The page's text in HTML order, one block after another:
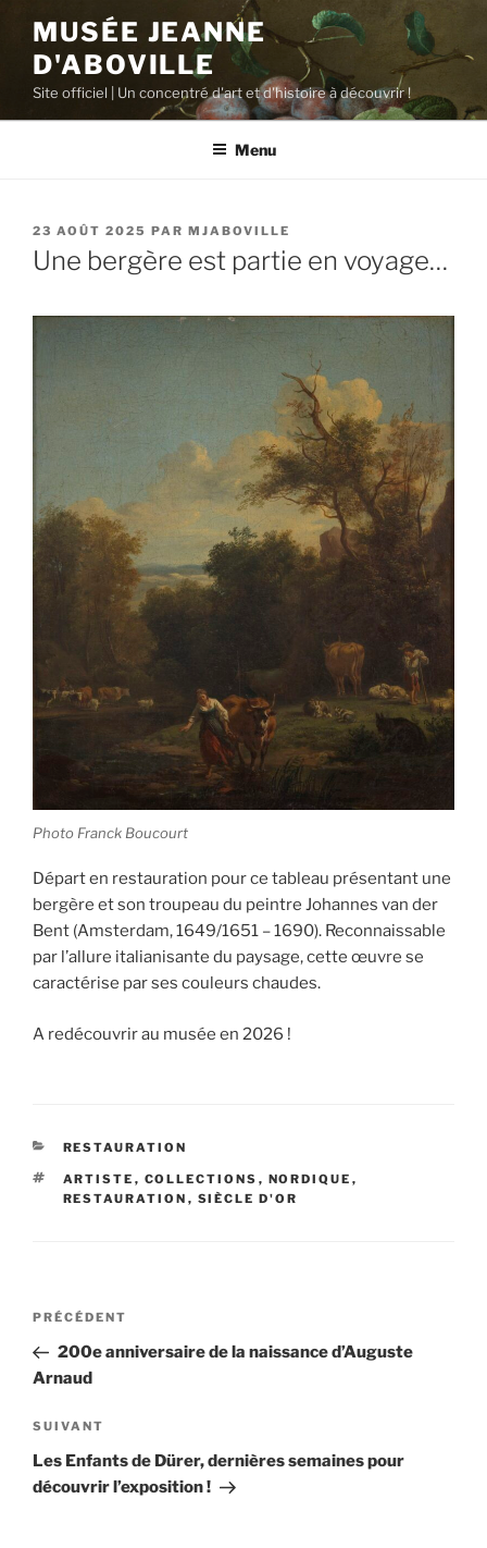
contenu
principal
MUSÉE JEANNE
D'ABOVILLE
Site officiel | Un concentré d'art et d'histoire à découvrir !
Menu
PUBLIÉ
LE
23 AOÛT 2025 PAR MJABOVILLE
Une bergère est partie en voyage…
Photo Franck Boucourt
Départ en restauration pour ce tableau présentant une
bergère et son troupeau du peintre Johannes van der
Bent (Amsterdam, 1649/1651 – 1690). Reconnaissable
par l’allure italianisante du paysage, cette œuvre se
caractérise par ses couleurs chaudes.
A redécouvrir au musée en 2026 !
CATÉGORIES
RESTAURATION
ÉTIQUETTES
ARTISTE , COLLECTIONS , NORDIQUE ,
RESTAURATION , SIÈCLE D'OR
Navigation
l’article
Article
précédent
PRÉCÉDENT
200e anniversaire de la naissance d’Auguste
Arnaud
Article
suivant
SUIVANT
Les Enfants de Dürer, dernières semaines pour
découvrir l’exposition !